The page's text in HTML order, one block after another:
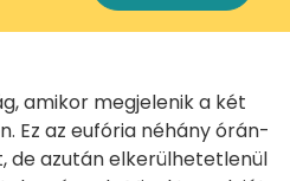
amikor megjelenik a két
Ez az eufória néhány órán-
de azután elkerülhetetlenül